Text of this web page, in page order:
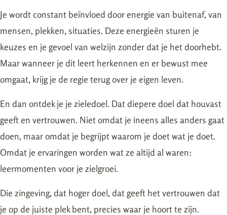
Je wordt constant beïnvloed door energie van buitenaf, van
mensen, plekken, situaties. Deze energieën sturen je
keuzes en je gevoel van welzijn zonder dat je het doorhebt.
Maar wanneer je dit leert herkennen en er bewust mee
omgaat, krijg je de regie terug over je eigen leven.
En dan ontdek je je zieledoel. Dat diepere doel dat houvast
geeft en vertrouwen. Niet omdat je ineens alles anders gaat
doen, maar omdat je begrijpt waarom je doet wat je doet.
Omdat je ervaringen worden wat ze altijd al waren:
leermomenten voor je zielgroei.
Die zingeving, dat hoger doel, dat geeft het vertrouwen dat
je op de juiste plek bent, precies waar je hoort te zijn.